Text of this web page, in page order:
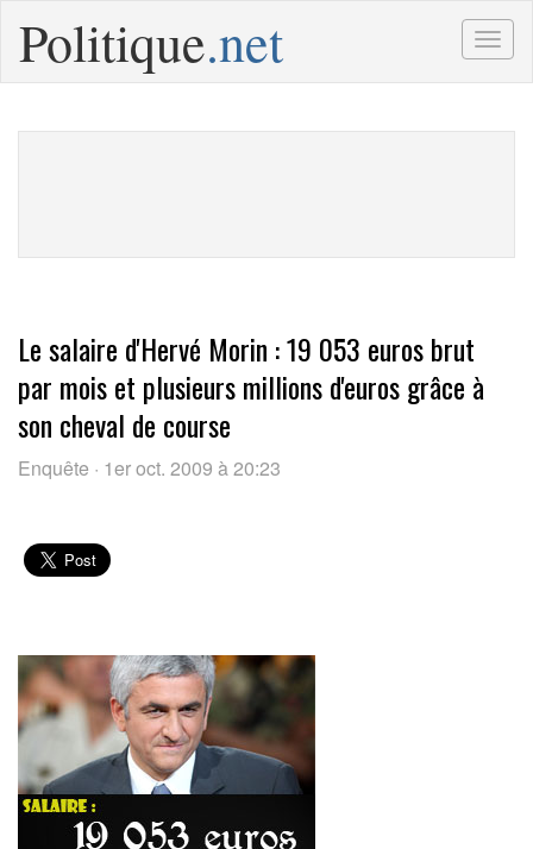
Politique.net
Le salaire d'Hervé Morin : 19 053 euros brut
par mois et plusieurs millions d'euros grâce à
son cheval de course
Enquête · 1er oct. 2009 à 20:23